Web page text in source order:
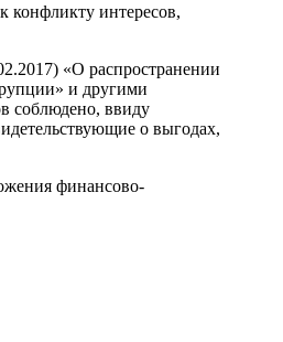
конфликту интересов,
«О распространении
и другими
соблюдено, ввиду
о выгодах,
финансово-